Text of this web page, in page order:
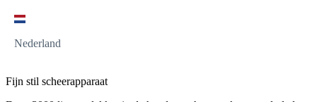
Nederland
Fijn stil scheerapparaat